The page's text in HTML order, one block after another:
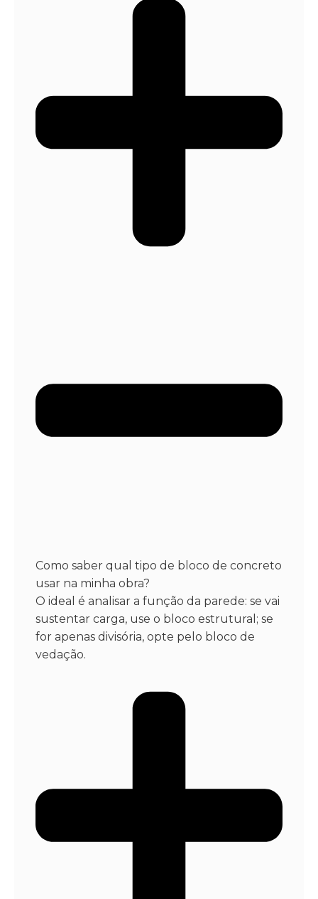
Como saber qual tipo de bloco de concreto
usar na minha obra?
O ideal é analisar a função da parede: se vai
sustentar carga, use o bloco estrutural; se
for apenas divisória, opte pelo bloco de
vedação.